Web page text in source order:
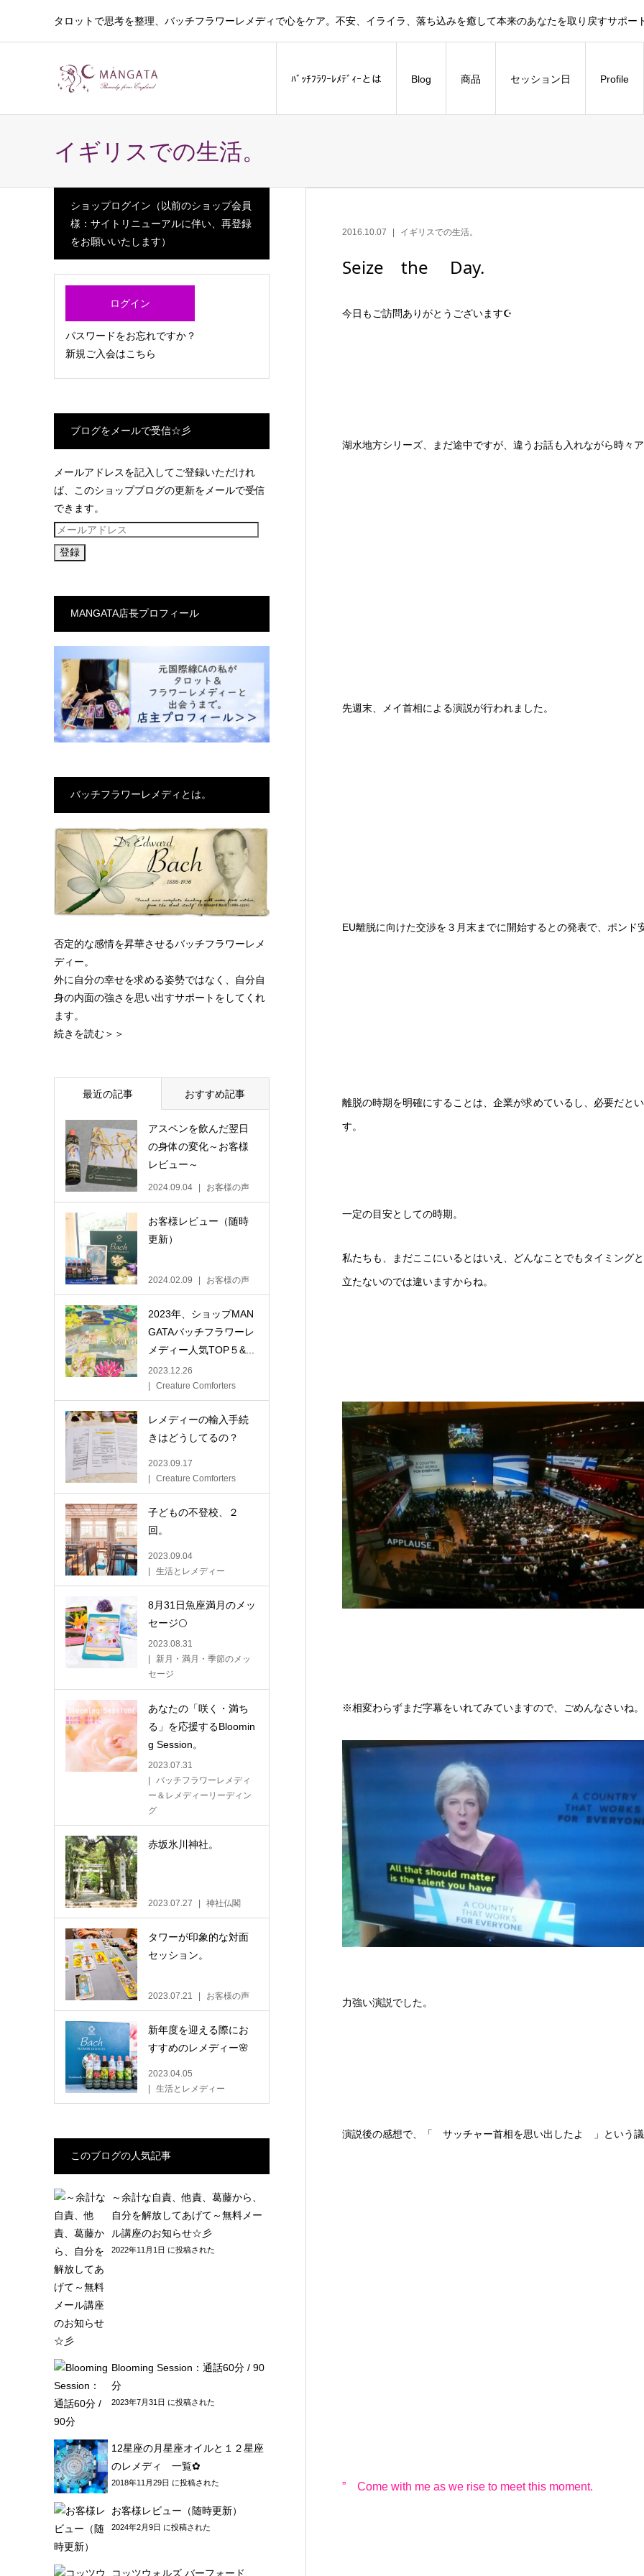
タロットで思考を整理、バッチフラワーレメディで心をケア。不安、イライラ、落ち込みを癒して本来のあなたを取り戻すサポート
ﾊﾞｯﾁﾌﾗﾜｰﾚﾒﾃﾞｨｰとは Blog 商品 セッション日 Profile
イギリスでの生活。
2016.10.07 イギリスでの生活。
Seize the Day.
今日もご訪問ありがとうございます☪
湖水地方シリーズ、まだ途中ですが、違うお話も入れながら時々
先週末、メイ首相による演説が行われました。
EU離脱に向けた交渉を３月末までに開始するとの発表で、ポンド
離脱の時期を明確にすることは、企業が求めているし、必要だと
す。
一定の目安としての時期。
私たちも、まだここにいるとはいえ、どんなことでもタイミング
立たないのでは違いますからね。
※相変わらずまだ字幕をいれてみていますので、ごめんなさいね。
力強い演説でした。
演説後の感想で、「 サッチャー首相を思い出したよ 」という議
” Come with me as we rise to meet this moment.
ショップログイン（以前のショップ会員
様：サイトリニューアルに伴い、再登録
をお願いいたします）
ログイン
パスワードをお忘れですか？
新規ご入会はこちら
ブログをメールで受信☆彡
メールアドレスを記入してご登録いただけれ
ば、このショップブログの更新をメールで受信
できます。
メ
ー
MANGATA店長プロフィール
バッチフラワーレメディとは。
否定的な感情を昇華させるバッチフラワーレメ
ディー。
外に自分の幸せを求める姿勢ではなく、自分自
身の内面の強さを思い出すサポートをしてくれ
ます。
続きを読む＞＞
最近の記事 おすすめ記事
アスペンを飲んだ翌日
の身体の変化～お客様
レビュー～
2024.09.04 お客様の声
お客様レビュー（随時
更新）
2024.02.09 お客様の声
2023年、ショップMAN
GATAバッチフラワーレ
メディー人気TOP５&...
2023.12.26
Creature Comforters
レメディーの輸入手続
きはどうしてるの？
2023.09.17
Creature Comforters
子どもの不登校、２
回。
2023.09.04
生活とレメディー
8月31日魚座満月のメッ
セージ🌕
2023.08.31
新月・満月・季節のメッ
セージ
あなたの「咲く・満ち
る」を応援するBloomin
g Session。
2023.07.31
バッチフラワーレメディ
ー＆レメディーリーディン
グ
赤坂氷川神社。
2023.07.27 神社仏閣
タワーが印象的な対面
セッション。
2023.07.21 お客様の声
新年度を迎える際にお
すすめのレメディー🌸
2023.04.05
生活とレメディー
このブログの人気記事
～余計な自責、他責、葛藤から、
自分を解放してあげて～無料メー
ル講座のお知らせ☆彡
2022年11月1日 に投稿された
Blooming Session：通話60分 / 90
分
2023年7月31日 に投稿された
12星座の月星座オイルと１２星座
のレメディ 一覧✿
2018年11月29日 に投稿された
お客様レビュー（随時更新）
2024年2月9日 に投稿された
コッツウォルズ バーフォード